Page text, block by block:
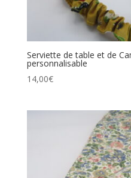
Serviette de table et de
personnalisable
14,00€